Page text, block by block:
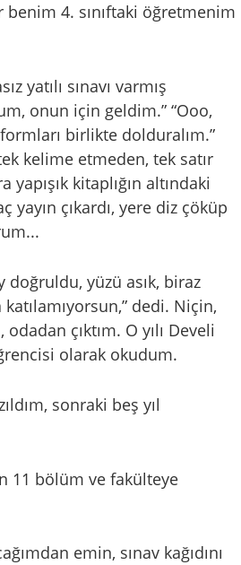
4. sınıftaki öğretmenim
yatılı sınavı varmış
onun için geldim.” “Ooo,
birlikte dolduralım.”
kelime etmeden, tek satır
kitaplığın altındaki
çıkardı, yere diz çöküp
yüzü asık, biraz
dedi. Niçin,
çıktım. O yılı Develi
olarak okudum.
sonraki beş yıl
11 bölüm ve fakülteye
emin, sınav kağıdını